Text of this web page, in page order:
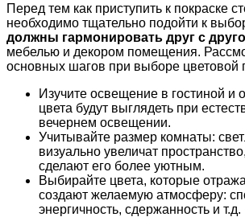
Перед тем как приступить к покраске
необходимо тщательно подойти к
должны гармонировать друг с
мебелью и декором помещения.
основных шагов при выборе цветовой
Изучите освещение в гостиной и
цвета будут выглядеть при
вечернем освещении.
Учитывайте размер комнаты:
визуально увеличат
сделают его более уютным.
Выбирайте цвета, которые
создают желаемую атмосферу:
энергичность, сдержанность и т.д.